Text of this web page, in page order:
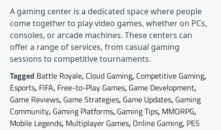
A gaming center is a dedicated space where people
come together to play video games, whether on PCs,
consoles, or arcade machines. These centers can
offer a range of services, from casual gaming
sessions to competitive tournaments.
Tagged Battle Royale, Cloud Gaming, Competitive Gaming,
Esports, FIFA, Free-to-Play Games, Game Development,
Game Reviews, Game Strategies, Game Updates, Gaming
Community, Gaming Platforms, Gaming Tips, MMORPG,
Mobile Legends, Multiplayer Games, Online Gaming, PES